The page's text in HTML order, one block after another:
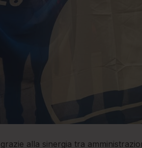
alla sinergia tra